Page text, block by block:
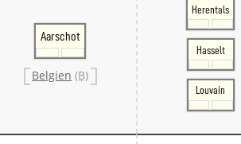
Aarschot
Belgien (B)
Herentals
Hasselt
Louvain